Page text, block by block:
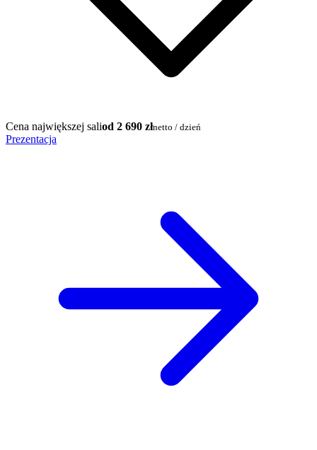
Cena największej saliod 2 690 złnetto / dzień
Prezentacja